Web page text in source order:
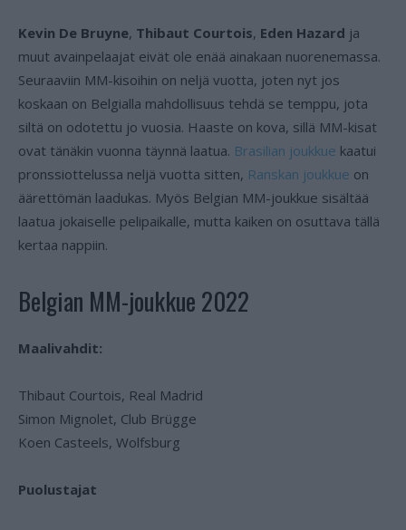
Kevin De Bruyne, Thibaut Courtois, Eden Hazard ja
muut avainpelaajat eivät ole enää ainakaan nuorenemassa.
Seuraaviin MM-kisoihin on neljä vuotta, joten nyt jos
koskaan on Belgialla mahdollisuus tehdä se temppu, jota
siltä on odotettu jo vuosia. Haaste on kova, sillä MM-kisat
ovat tänäkin vuonna täynnä laatua. Brasilian joukkue kaatui
pronssiottelussa neljä vuotta sitten, Ranskan joukkue on
äärettömän laadukas. Myös Belgian MM-joukkue sisältää
laatua jokaiselle pelipaikalle, mutta kaiken on osuttava tällä
kertaa nappiin.
Belgian MM-joukkue 2022
Maalivahdit:
Thibaut Courtois, Real Madrid
Simon Mignolet, Club Brügge
Koen Casteels, Wolfsburg
Puolustajat